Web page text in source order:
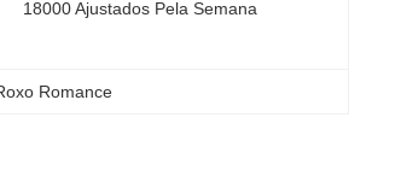
18000 Ajustados Pela Semana
Romance